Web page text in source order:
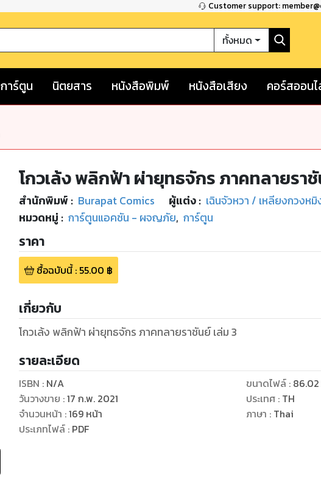
Customer support:
ทั้งหมด
การ์ตูน นิตยสาร หนังสือพิมพ์ หนังสือเสียง คอร์สออน
โกวเล้ง พลิกฟ้า ผ่ายุทธจักร ภาคทลายรา
สำนักพิมพ์ : Burapat Comics ผู้แต่ง : เฉินจัวหวา / เหลียงกวงหมิ
หมวดหมู่ : การ์ตูนแอคชัน - ผจญภัย, การ์ตูน
ราคา
ซื้อฉบับนี้: 55.00 ฿
เกี่ยวกับ
โกวเล้ง พลิกฟ้า ผ่ายุทธจักร ภาคทลายราชันย์ เล่ม 3
รายละเอียด
ISBN : N/A
วันวางขาย :17 ก.พ. 2021
จำนวนหน้า :169 หน้า
ประเภทไฟล์: PDF
ขนาดไฟล์: 86.02
ประเทศ : TH
ภาษา : Thai